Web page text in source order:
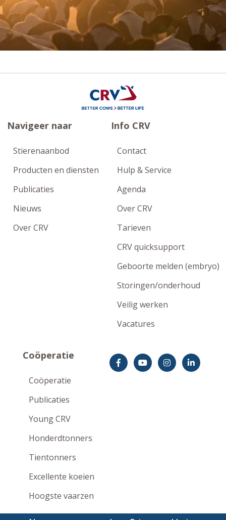
Navigeer naar
Stierenaanbod
Producten en diensten
Publicaties
Nieuws
Over CRV
Info CRV
Contact
Hulp & Service
Agenda
Over CRV
Tarieven
CRV quicksupport
Geboorte melden (embryo)
Storingen/onderhoud
Veilig werken
Vacatures
Coöperatie
Coöperatie
Publicaties
Young CRV
Honderdtonners
Tientonners
Excellente koeien
Hoogste vaarzen